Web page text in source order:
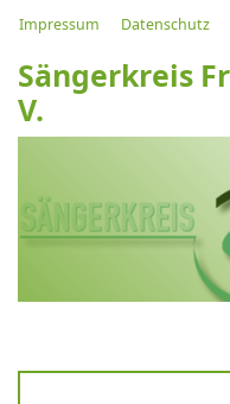
Impressum Datenschutz
Sängerkreis
V.